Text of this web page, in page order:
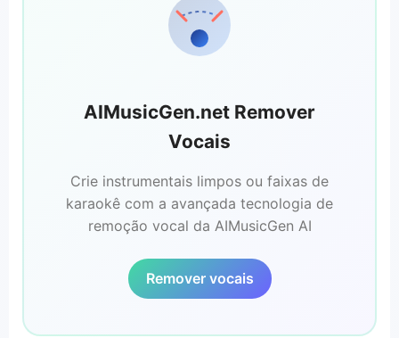
AIMusicGen.net Remover
Vocais
Crie instrumentais limpos ou faixas de
karaokê com a avançada tecnologia de
remoção vocal da AIMusicGen AI
Remover vocais